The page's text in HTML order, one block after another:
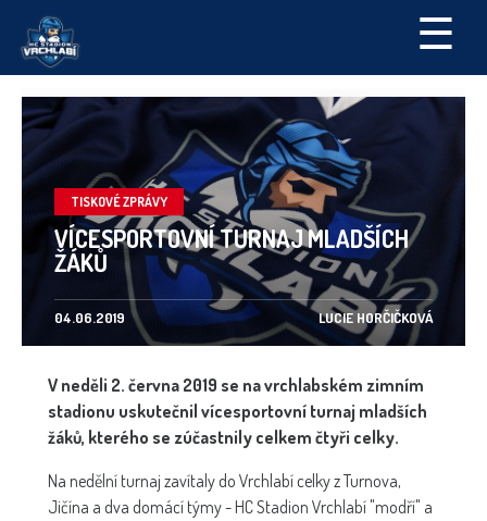
☰
TISKOVÉ ZPRÁVY
VÍCESPORTOVNÍ TURNAJ MLADŠÍCH
ŽÁKŮ
04.06.2019 LUCIE HORČIČKOVÁ
V neděli 2. června 2019 se na vrchlabském zimním
stadionu uskutečnil vícesportovní turnaj mladších
žáků, kterého se zúčastnily celkem čtyři celky.
Na nedělní turnaj zavítaly do Vrchlabí celky z Turnova,
Jičína a dva domácí týmy - HC Stadion Vrchlabí "modří" a